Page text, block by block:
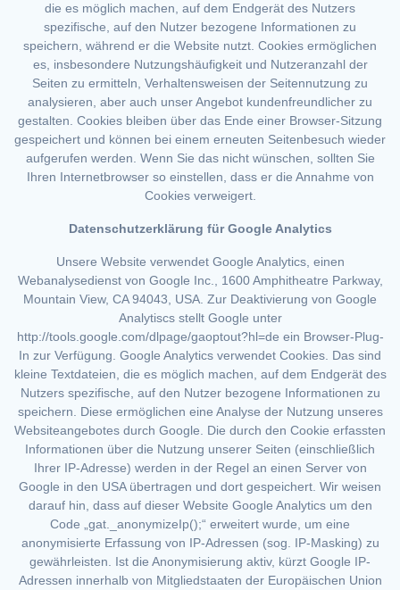
die es möglich machen, auf dem Endgerät des Nutzers
spezifische, auf den Nutzer bezogene Informationen zu
speichern, während er die Website nutzt. Cookies ermöglichen
es, insbesondere Nutzungshäufigkeit und Nutzeranzahl der
Seiten zu ermitteln, Verhaltensweisen der Seitennutzung zu
analysieren, aber auch unser Angebot kundenfreundlicher zu
gestalten. Cookies bleiben über das Ende einer Browser-Sitzung
gespeichert und können bei einem erneuten Seitenbesuch wieder
aufgerufen werden. Wenn Sie das nicht wünschen, sollten Sie
Ihren Internetbrowser so einstellen, dass er die Annahme von
Cookies verweigert.
Datenschutzerklärung für Google Analytics
Unsere Website verwendet Google Analytics, einen
Webanalysedienst von Google Inc., 1600 Amphitheatre Parkway,
Mountain View, CA 94043, USA. Zur Deaktivierung von Google
Analytiscs stellt Google unter
http://tools.google.com/dlpage/gaoptout?hl=de ein Browser-Plug-
In zur Verfügung. Google Analytics verwendet Cookies. Das sind
kleine Textdateien, die es möglich machen, auf dem Endgerät des
Nutzers spezifische, auf den Nutzer bezogene Informationen zu
speichern. Diese ermöglichen eine Analyse der Nutzung unseres
Websiteangebotes durch Google. Die durch den Cookie erfassten
Informationen über die Nutzung unserer Seiten (einschließlich
Ihrer IP-Adresse) werden in der Regel an einen Server von
Google in den USA übertragen und dort gespeichert. Wir weisen
darauf hin, dass auf dieser Website Google Analytics um den
Code „gat._anonymizeIp();“ erweitert wurde, um eine
anonymisierte Erfassung von IP-Adressen (sog. IP-Masking) zu
gewährleisten. Ist die Anonymisierung aktiv, kürzt Google IP-
Adressen innerhalb von Mitgliedstaaten der Europäischen Union